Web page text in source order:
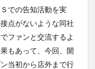
での告知活動を実
点がないような同社
ファンと交流するよ
もあって、今回、開
当初から店外まで行